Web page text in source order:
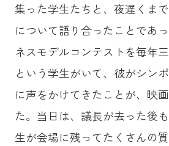
集った学生たちと、夜遅くま
について語り合ったことであ
ネスモデルコンテストを毎年
という学生がいて、彼がシン
に声をかけてきたことが、映
た。当日は、議長が去った後
生が会場に残ってたくさんの